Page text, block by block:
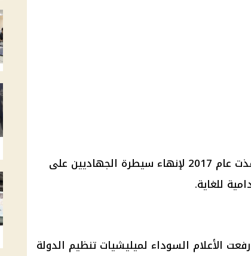
استمرت العملية العسكرية التي نفذت عام 2017 لإنهاء سيطرة الجهاديين على
للغاية.
الأعلام السوداء لميليشيات تنظيم الدولة